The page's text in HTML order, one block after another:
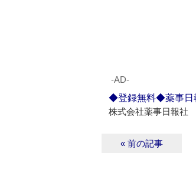
‐AD‐
◆登録無料◆薬事日
株式会社薬事日報社
« 前の記事